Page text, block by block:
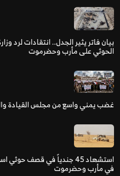
بيان فاتر يثير الجدل.. انتقادات لرد
الحوثي على مأرب وحضرموت
غضب يمني واسع من مجلس القيادة
استشهاد 45 جندياً في قصف
في مأرب وحضرموت